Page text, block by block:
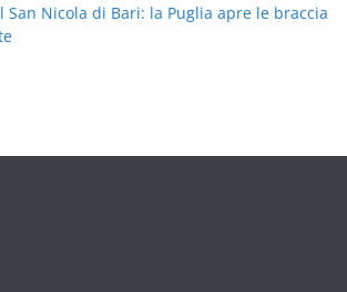
San Nicola di Bari: la Puglia apre le braccia